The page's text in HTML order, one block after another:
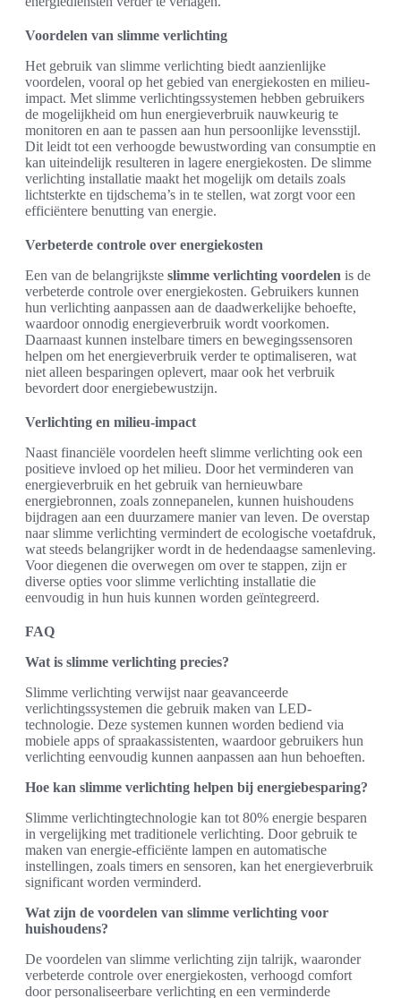
Voordelen van slimme verlichting
Het gebruik van slimme verlichting biedt aanzienlijke
voordelen, vooral op het gebied van energiekosten en milieu-
impact. Met slimme verlichtingssystemen hebben gebruikers
de mogelijkheid om hun energieverbruik nauwkeurig te
monitoren en aan te passen aan hun persoonlijke levensstijl.
Dit leidt tot een verhoogde bewustwording van consumptie en
kan uiteindelijk resulteren in lagere energiekosten. De slimme
verlichting installatie maakt het mogelijk om details zoals
lichtsterkte en tijdschema’s in te stellen, wat zorgt voor een
efficiëntere benutting van energie.
Verbeterde controle over energiekosten
Een van de belangrijkste slimme verlichting voordelen is de
verbeterde controle over energiekosten. Gebruikers kunnen
hun verlichting aanpassen aan de daadwerkelijke behoefte,
waardoor onnodig energieverbruik wordt voorkomen.
Daarnaast kunnen instelbare timers en bewegingssensoren
helpen om het energieverbruik verder te optimaliseren, wat
niet alleen besparingen oplevert, maar ook het verbruik
bevordert door energiebewustzijn.
Verlichting en milieu-impact
Naast financiële voordelen heeft slimme verlichting ook een
positieve invloed op het milieu. Door het verminderen van
energieverbruik en het gebruik van hernieuwbare
energiebronnen, zoals zonnepanelen, kunnen huishoudens
bijdragen aan een duurzamere manier van leven. De overstap
naar slimme verlichting vermindert de ecologische voetafdruk,
wat steeds belangrijker wordt in de hedendaagse samenleving.
Voor diegenen die overwegen om over te stappen, zijn er
diverse opties voor slimme verlichting installatie die
eenvoudig in hun huis kunnen worden geïntegreerd.
FAQ
Wat is slimme verlichting precies?
Slimme verlichting verwijst naar geavanceerde
verlichtingssystemen die gebruik maken van LED-
technologie. Deze systemen kunnen worden bediend via
mobiele apps of spraakassistenten, waardoor gebruikers hun
verlichting eenvoudig kunnen aanpassen aan hun behoeften.
Hoe kan slimme verlichting helpen bij energiebesparing?
Slimme verlichtingtechnologie kan tot 80% energie besparen
in vergelijking met traditionele verlichting. Door gebruik te
maken van energie-efficiënte lampen en automatische
instellingen, zoals timers en sensoren, kan het energieverbruik
significant worden verminderd.
Wat zijn de voordelen van slimme verlichting voor
huishoudens?
De voordelen van slimme verlichting zijn talrijk, waaronder
verbeterde controle over energiekosten, verhoogd comfort
door personaliseerbare verlichting en een verminderde